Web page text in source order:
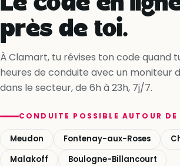
près de toi.
À Clamart, tu révises ton code quand
heures de conduite avec un moniteur
dans le secteur, de 6h à 23h, 7j/7.
CONDUITE POSSIBLE AUTOUR DE
Meudon Fontenay-aux-Roses
Malakoff
Boulogne-Billancourt